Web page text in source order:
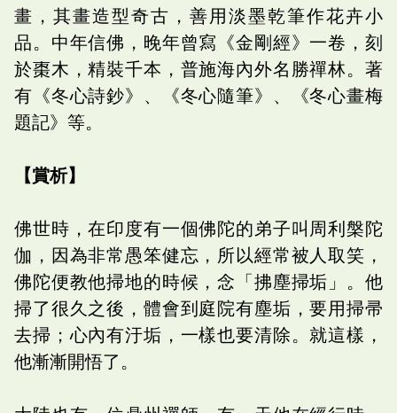
畫，其畫造型奇古，善用淡墨乾筆作花卉小
品。中年信佛，晚年曾寫《金剛經》一卷，刻
於棗木，精裝千本，普施海內外名勝禪林。著
有《冬心詩鈔》、《冬心隨筆》、《冬心畫梅
題記》等。
【賞析】
佛世時，在印度有一個佛陀的弟子叫周利槃陀
伽，因為非常愚笨健忘，所以經常被人取笑，
佛陀便教他掃地的時候，念「拂塵掃垢」。他
掃了很久之後，體會到庭院有塵垢，要用掃帚
去掃；心內有汙垢，一樣也要清除。就這樣，
他漸漸開悟了。